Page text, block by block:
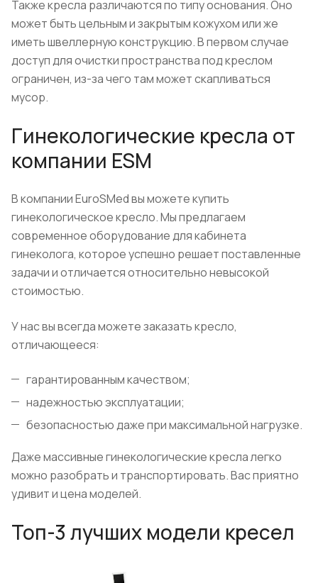
Также кресла различаются по типу основания. Оно
может быть цельным и закрытым кожухом или же
иметь швеллерную конструкцию. В первом случае
доступ для очистки пространства под креслом
ограничен, из-за чего там может скапливаться
мусор.
Гинекологические кресла от
компании ESM
В компании EuroSMed вы можете купить
гинекологическое кресло. Мы предлагаем
современное оборудование для кабинета
гинеколога, которое успешно решает поставленные
задачи и отличается относительно невысокой
стоимостью.
У нас вы всегда можете заказать кресло,
отличающееся:
гарантированным качеством;
надежностью эксплуатации;
безопасностью даже при максимальной нагрузке.
Даже массивные гинекологические кресла легко
можно разобрать и транспортировать. Вас приятно
удивит и цена моделей.
Топ-3 лучших модели кресел